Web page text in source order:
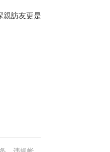
親訪友更是